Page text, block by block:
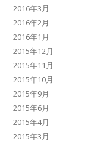
2016年3月
2016年2月
2016年1月
2015年12月
2015年11月
2015年10月
2015年9月
2015年6月
2015年4月
2015年3月